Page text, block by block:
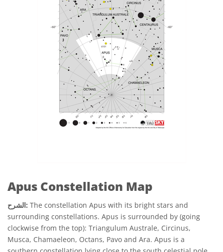
Apus Constellation Map
الشرح: The constellation Apus with its bright stars and
surrounding constellations. Apus is surrounded by (going
clockwise from the top): Triangulum Australe, Circinus,
Musca, Chamaeleon, Octans, Pavo and Ara. Apus is a